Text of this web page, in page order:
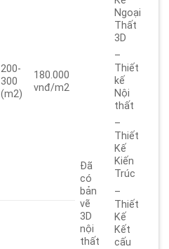
200-
300
(m2)
180.000
vnđ/m2
Đã
có
bản
vẽ
3D
nội
thất
Ngoại
Thất
3D
–
Thiết
kế
Nội
thất
–
Thiết
Kế
Kiến
Trúc
–
Thiết
Kế
Kết
cấu